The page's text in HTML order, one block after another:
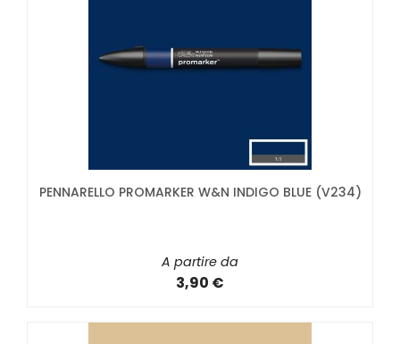
PENNARELLO PROMARKER W&N INDIGO BLUE (V234)
A partire da
3,90 €